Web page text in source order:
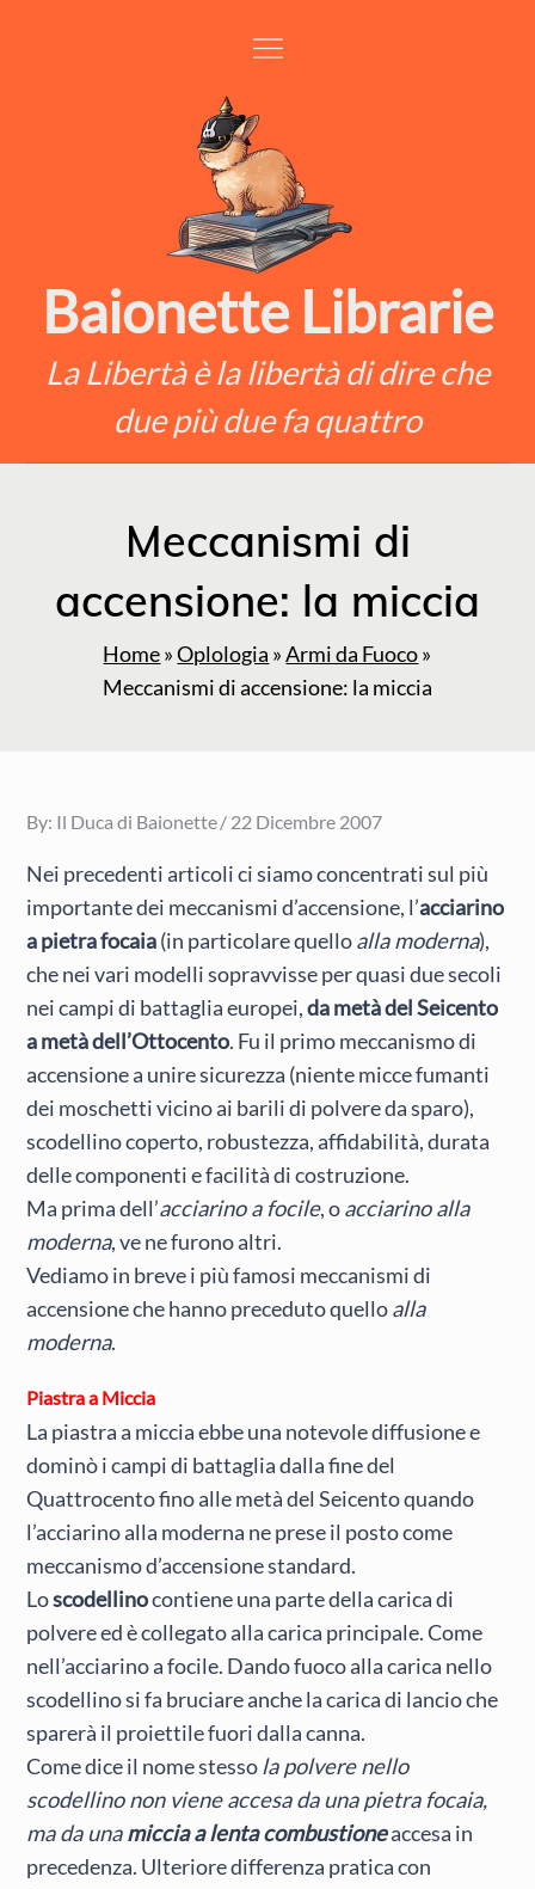
Baionette Librarie
La Libertà è la libertà di dire che
due più due fa quattro
Meccanismi di
accensione: la miccia
Home»Oplologia »Armi da Fuoco»
Meccanismi di accensione: la miccia
By: Il Duca di Baionette Posted
22 Dicembre 2007
Nei precedenti articoli ci siamo concentrati sul più
importante dei meccanismi d’accensione, l’acciarino
a pietra focaia(in particolare quelloalla moderna),
che nei vari modelli sopravvisse per quasi due secoli
nei campi di battaglia europei,da metà del Seicento
a metà dell’Ottocento. Fu il primo meccanismo di
accensione a unire sicurezza (niente micce fumanti
dei moschetti vicino ai barili di polvere da sparo),
scodellino coperto, robustezza, affidabilità, durata
delle componenti e facilità di costruzione.
Ma prima dell’acciarino a focile, oacciarino alla
moderna, ve ne furono altri.
Vediamo in breve i più famosi meccanismi di
accensione che hanno preceduto quelloalla
moderna.
Piastra a Miccia
La piastra a miccia ebbe una notevole diffusione e
dominò i campi di battaglia dalla fine del
Quattrocento fino alle metà del Seicento quando
l’acciarino alla moderna ne prese il posto come
meccanismo d’accensione standard.
Loscodellinocontiene una parte della carica di
polvere ed è collegato alla carica principale. Come
nell’acciarino a focile. Dando fuoco alla carica nello
scodellino si fa bruciare anche la carica di lancio che
sparerà il proiettile fuori dalla canna.
Come dice il nome stesso la polvere nello
scodellino non viene accesa da una pietra focaia,
ma da unamiccia a lenta combustioneaccesa in
precedenza. Ulteriore differenza pratica con